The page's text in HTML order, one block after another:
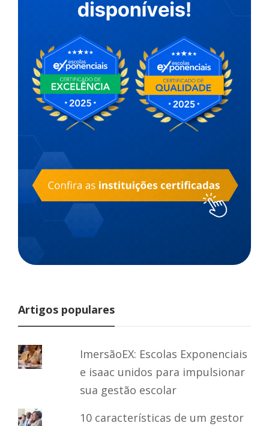
Artigos populares
ImersãoEX: Escolas Exponenciais
e isaac unidos para impulsionar
sua gestão escolar
10 características de um gestor